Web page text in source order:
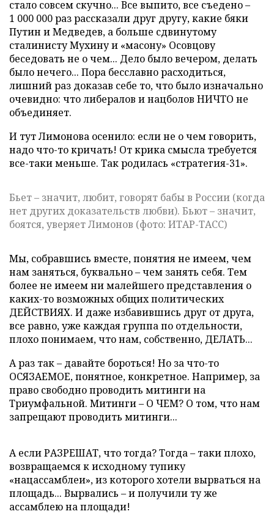
стало совсем скучно... Все выпито, все съедено –
1 000 000 раз рассказали друг другу, какие бяки
Путин и Медведев, а больше сдвинутому
сталинисту Мухину и «масону» Осовцову
беседовать не о чем... Дело было вечером, делать
было нечего... Пора бесславно расходиться,
лишний раз доказав себе то, что было изначально
очевидно: что либералов и нацболов НИЧТО не
объединяет.
И тут Лимонова осенило: если не о чем говорить,
надо что-то кричать! От крика смысла требуется
все-таки меньше. Так родилась «стратегия-31».
Бьет – значит, любит, говорят бабы в России (когда
нет других доказательств любви). Бьют – значит,
боятся, уверяет Лимонов (фото: ИТАР-ТАСС)
Мы, собравшись вместе, понятия не имеем, чем
нам заняться, буквально – чем занять себя. Тем
более не имеем ни малейшего представления о
каких-то возможных общих политических
ДЕЙСТВИЯХ. И даже избавившись друг от друга,
все равно, уже каждая группа по отдельности,
плохо понимаем, что нам, собственно, ДЕЛАТЬ...
А раз так – давайте бороться! Но за что-то
ОСЯЗАЕМОЕ, понятное, конкретное. Например, за
право свободно проводить митинги на
Триумфальной. Митинги – О ЧЕМ? О том, что нам
запрещают проводить митинги...
А если РАЗРЕШАТ, что тогда? Тогда – таки плохо,
возвращаемся к исходному тупику
«нацассамблеи», из которого хотели вырваться на
площадь... Вырвались – и получили ту же
ассамблею на площади!